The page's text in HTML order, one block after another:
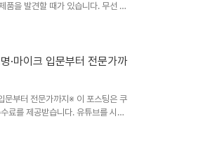
품을 발견할 때가 있습니다. 무선 이
, 미니 가전까지 종류도 다양합니다.
했다가 얼마 사용하지 못하고 고장
쓰게 됩니다. 특히 전기를 직접 사
해야 합니다. 그렇다면 어떤 저가
·마이크 입문부터 전문가까
문부터 전문가까지※ 이 포스팅은 쿠
료를 제공받습니다. 유튜브를 시작
비입니다.“스마트폰으로 시작해도